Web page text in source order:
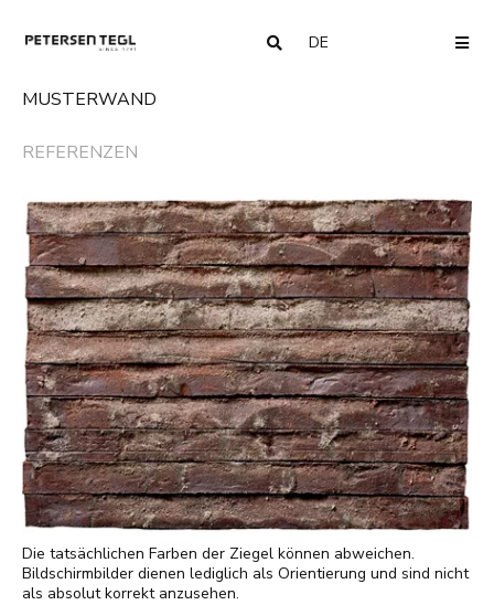
DE
MUSTERWAND
REFERENZEN
Die tatsächlichen Farben der Ziegel können abweichen.
Bildschirmbilder dienen lediglich als Orientierung und sind nicht
als absolut korrekt anzusehen.